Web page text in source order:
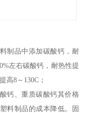
制品中添加碳酸钙，耐
左右碳酸钙，耐热性提
高8～130C；
钙、重质碳酸钙其价格
料制品的成本降低。固